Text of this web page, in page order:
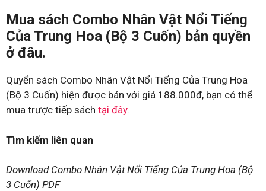
Mua sách Combo Nhân Vật Nổi Tiếng
Của Trung Hoa (Bộ 3 Cuốn) bản quyền
ở đâu.
Quyển sách Combo Nhân Vật Nổi Tiếng Của Trung Hoa
(Bộ 3 Cuốn) hiện được bán với giá 188.000đ, bạn có thể
mua trược tiếp sách tại đây.
Tìm kiếm liên quan
Download Combo Nhân Vật Nổi Tiếng Của Trung Hoa (Bộ
3 Cuốn) PDF